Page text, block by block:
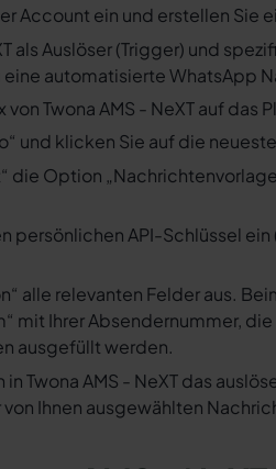
Account ein und erstellen Sie
als Auslöser (Trigger) und
automatisierte WhatsApp
Twona AMS - NeXT auf
und klicken Sie auf die
die Option
persönlichen API-Schlüssel
alle relevanten Felder aus.
mit Ihrer Absendernummer,
ausgefüllt werden.
Twona AMS - NeXT das
Ihnen ausgewählten